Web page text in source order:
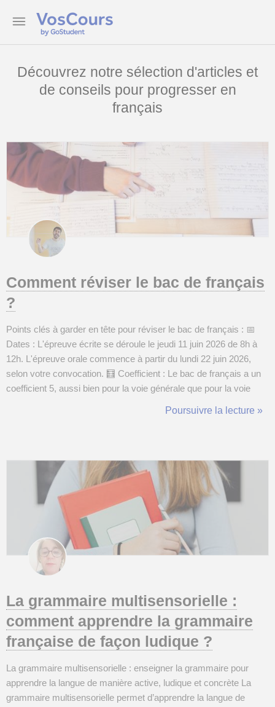
Découvrez notre sélection d'articles et
de conseils pour progresser en
français
Comment réviser le bac de français
?
Points clés à garder en tête pour réviser le bac de français : 📅
Dates : L'épreuve écrite se déroule le jeudi 11 juin 2026 de 8h à
12h. L'épreuve orale commence à partir du lundi 22 juin 2026,
selon votre convocation. 🧮 Coefficient : Le bac de français a un
coefficient 5, aussi bien pour la voie générale que pour la voie
Poursuivre la lecture »
La grammaire multisensorielle :
comment apprendre la grammaire
française de façon ludique ?
La grammaire multisensorielle : enseigner la grammaire pour
apprendre la langue de manière active, ludique et concrète La
grammaire multisensorielle permet d’apprendre la langue de